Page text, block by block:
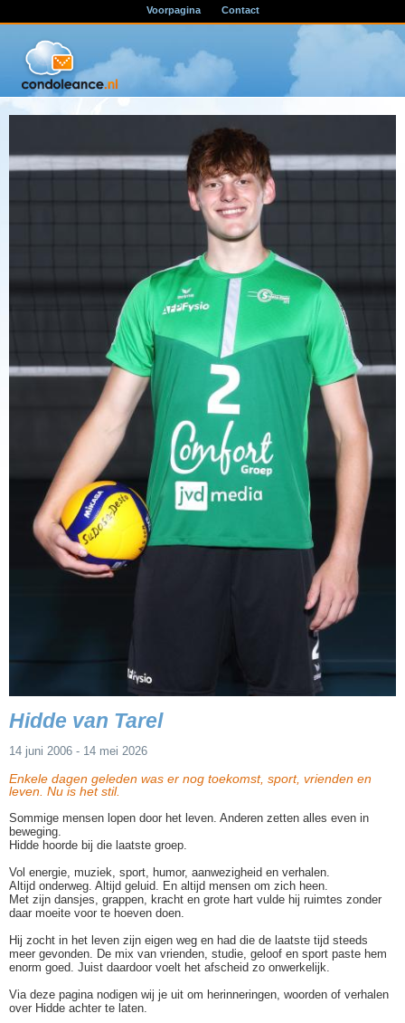
Voorpagina Contact
Hidde van Tarel
14 juni 2006 - 14 mei 2026
Enkele dagen geleden was er nog toekomst, sport, vrienden en
leven. Nu is het stil.
Sommige mensen lopen door het leven. Anderen zetten alles even in
beweging.
Hidde hoorde bij die laatste groep.
Vol energie, muziek, sport, humor, aanwezigheid en verhalen.
Altijd onderweg. Altijd geluid. En altijd mensen om zich heen.
Met zijn dansjes, grappen, kracht en grote hart vulde hij ruimtes zonder
daar moeite voor te hoeven doen.
Hij zocht in het leven zijn eigen weg en had die de laatste tijd steeds
meer gevonden. De mix van vrienden, studie, geloof en sport paste hem
enorm goed. Juist daardoor voelt het afscheid zo onwerkelijk.
Via deze pagina nodigen wij je uit om herinneringen, woorden of verhalen
over Hidde achter te laten.